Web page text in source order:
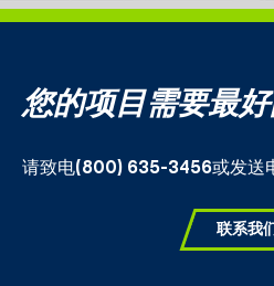
您的项目需要最好
请致电(800) 635-3456或发送
联系我